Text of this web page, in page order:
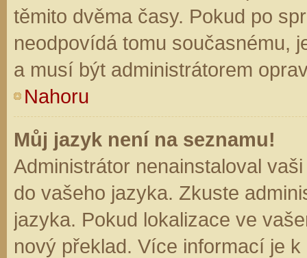
těmito dvěma časy. Pokud po
neodpovídá tomu současnému,
a musí být administrátorem
Nahoru
Můj jazyk není na seznamu!
Administrátor nenainstaloval
do vašeho jazyka. Zkuste
jazyka. Pokud lokalizace ve
nový překlad. Více informací je